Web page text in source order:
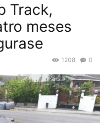
Track,
meses
0
1208